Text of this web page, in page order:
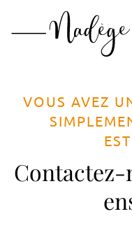
Passer
VOUS AVEZ